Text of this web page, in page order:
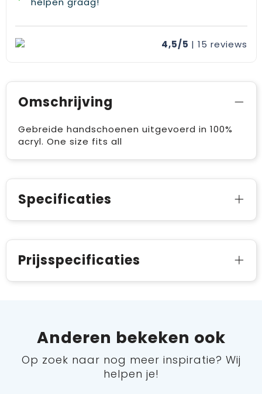
4,5/5 | 15 reviews
Omschrijving
Gebreide handschoenen uitgevoerd in 100%
acryl. One size fits all
Specificaties
Prijsspecificaties
Anderen bekeken ook
Op zoek naar nog meer inspiratie? Wij
helpen je!